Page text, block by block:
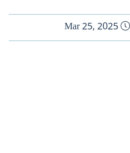
ت
ا
Mar 25, 2025